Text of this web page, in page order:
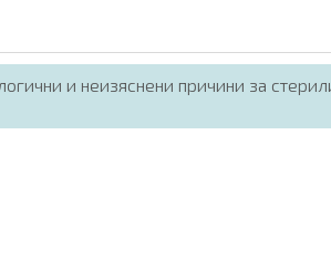
и неизяснени причини за